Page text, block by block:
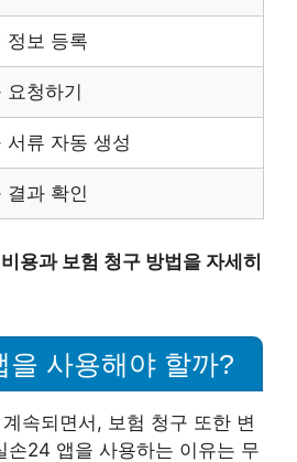
정보 등록
요청하기
서류 자동 생성
결과 확인
용과 보험 청구 방법을 자세히
을 사용해야 할까?
속되면서, 보험 청구 또한 변
손24 앱을 사용하는 이유는 무